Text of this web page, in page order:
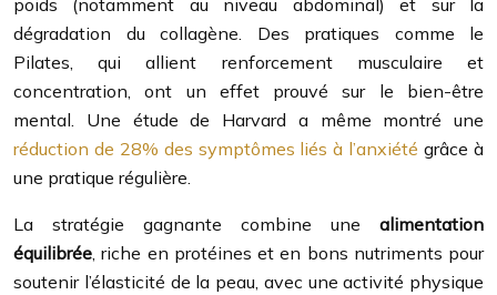
poids (notamment au niveau abdominal) et sur la
dégradation du collagène. Des pratiques comme le
Pilates, qui allient renforcement musculaire et
concentration, ont un effet prouvé sur le bien-être
mental. Une étude de Harvard a même montré une
réduction de 28% des symptômes liés à l’anxiété grâce à
une pratique régulière.
La stratégie gagnante combine une alimentation
équilibrée, riche en protéines et en bons nutriments pour
soutenir l’élasticité de la peau, avec une activité physique